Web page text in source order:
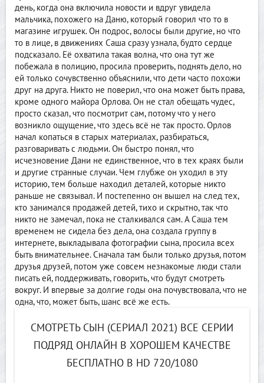
день, когда она включила новости и вдруг увидела
мальчика, похожего на Даню, который говорил что то в
магазине игрушек. Он подрос, волосы были другие, но что
то в лице, в движениях Саша сразу узнала, будто сердце
подсказало. Её охватила такая волна, что она тут же
побежала в полицию, просила проверить, поднять дело, но
ей только сочувственно объяснили, что дети часто похожи
друг на друга. Никто не поверил, что она может быть права,
кроме одного майора Орлова. Он не стал обещать чудес,
просто сказал, что посмотрит сам, потому что у него
возникло ощущение, что здесь всё не так просто. Орлов
начал копаться в старых материалах, разбираться,
разговаривать с людьми. Он быстро понял, что
исчезновение Дани не единственное, что в тех краях были
и другие странные случаи. Чем глубже он уходил в эту
историю, тем больше находил деталей, которые никто
раньше не связывал. И постепенно он вышел на след тех,
кто занимался продажей детей, тихо и скрытно, так что
никто не замечал, пока не сталкивался сам. А Саша тем
временем не сидела без дела, она создала группу в
интернете, выкладывала фотографии сына, просила всех
быть внимательнее. Сначала там были только друзья, потом
друзья друзей, потом уже совсем незнакомые люди стали
писать ей, поддерживать, говорить, что будут смотреть
вокруг. И впервые за долгие годы она почувствовала, что не
одна, что, может быть, шанс всё же есть.
СМОТРЕТЬ СЫН (СЕРИАЛ 2021) ВСЕ СЕРИИ
ПОДРЯД ОНЛАЙН В ХОРОШЕМ КАЧЕСТВЕ
БЕСПЛАТНО В HD 720/1080